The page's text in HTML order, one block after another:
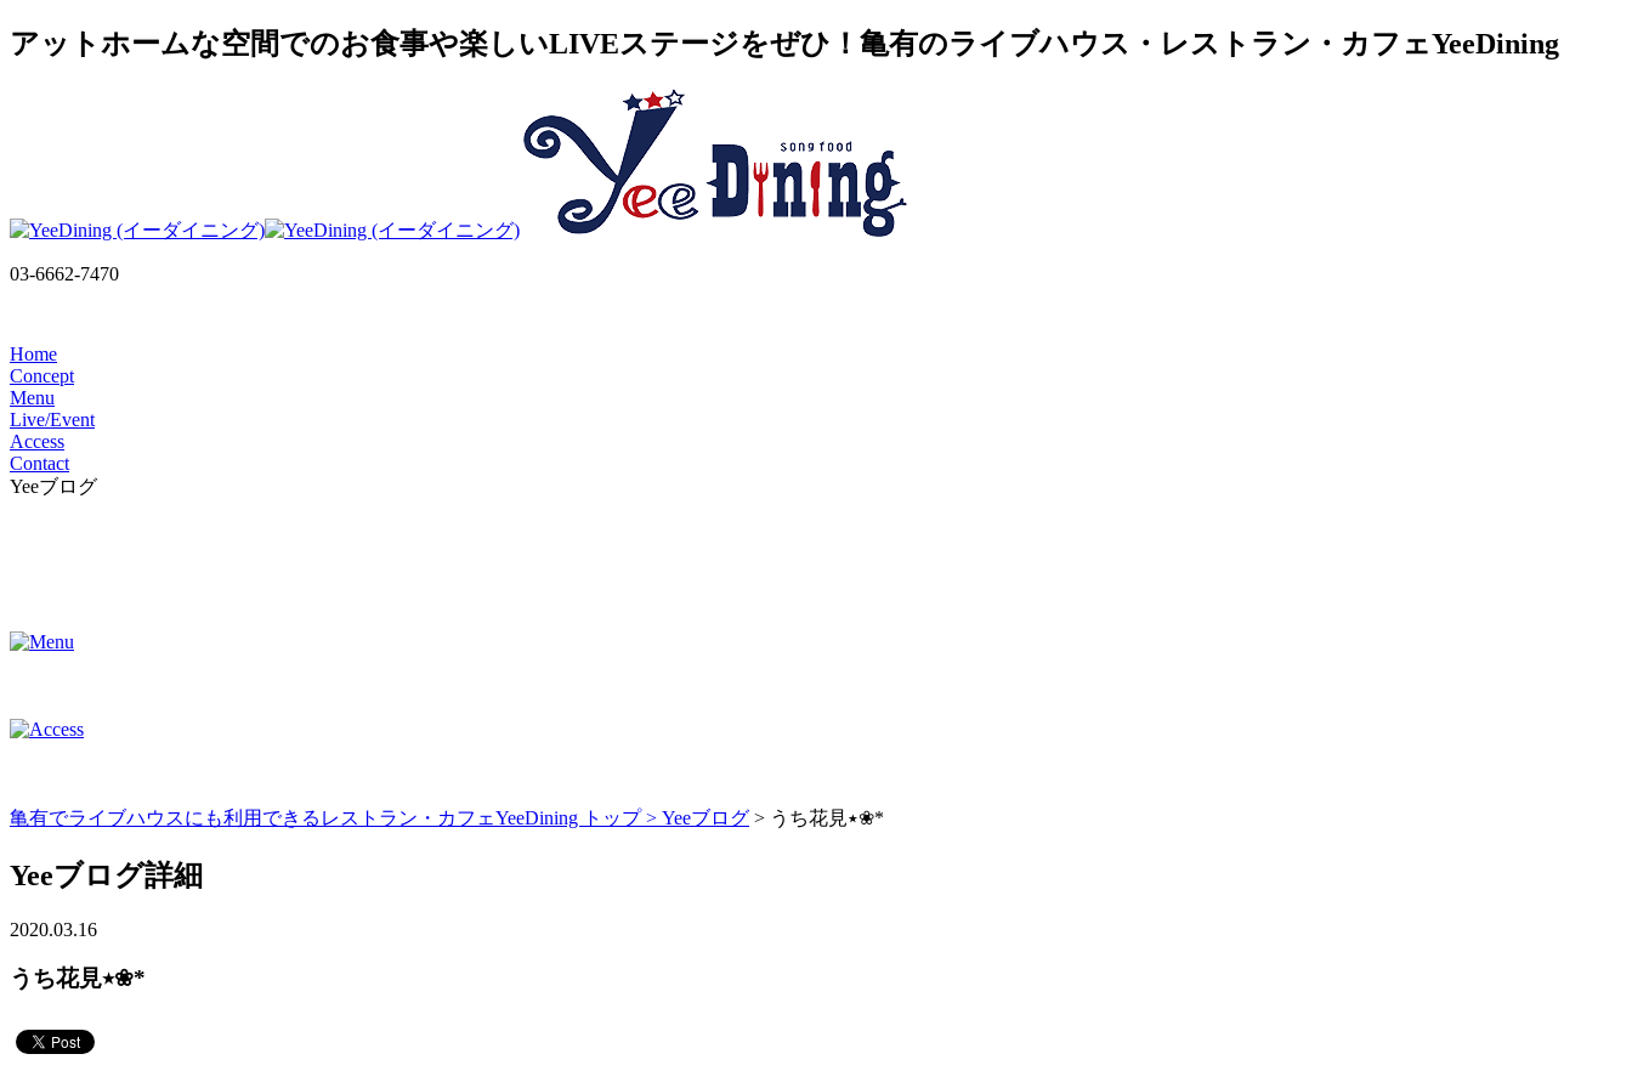
アットホームな空間でのお食事や楽しいLIVEステージをぜひ！亀有のライブハウス・レストラン・カフェYeeDining
03-6662-7470
Home
Concept
Menu
Live/Event
Access
Contact
Yeeブログ
亀有でライブハウスにも利用できるレストラン・カフェYeeDining トップ > Yeeブログ > うち花見٭❀*
Yeeブログ詳細
2020.03.16
うち花見٭❀*